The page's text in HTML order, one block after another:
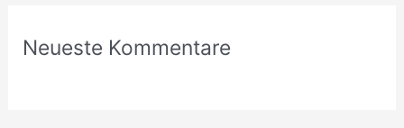
Neueste Kommentare